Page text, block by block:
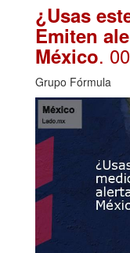
¿Usas
Emiten
México.
Grupo Fórmula